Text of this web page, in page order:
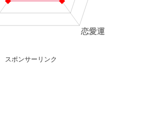
スポンサーリンク